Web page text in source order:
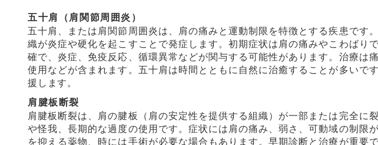
五十肩（肩関節周囲炎）
五十肩、または肩関節周囲炎は、肩の痛みと運動制限を特徴とする疾患です
織が炎症や硬化を起こすことで発症します。初期症状は肩の痛みやこわばり
確で、炎症、免疫反応、循環異常などが関与する可能性があります。治療は
使用などが含まれます。五十肩は時間とともに自然に治癒することが多いで
援します。
肩腱板断裂
肩腱板断裂は、肩の腱板（肩の安定性を提供する組織）が一部または完全に
や怪我、長期的な過度の使用です。症状には肩の痛み、弱さ、可動域の制限
を抑える薬物、時には手術が必要な場合もあります。早期診断と治療が重要